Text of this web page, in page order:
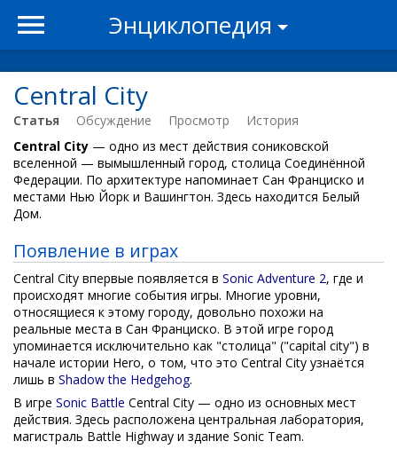
Энциклопедия
Central City
Статья Обсуждение Просмотр
История
Central City — одно из мест действия сониковской
вселенной — вымышленный город, столица Соединённой
Федерации. По архитектуре напоминает Сан Франциско и
местами Нью Йорк и Вашингтон. Здесь находится Белый
Дом.
Появление в играх
Central City впервые появляется в Sonic Adventure 2, где и
происходят многие события игры. Многие уровни,
относящиеся к этому городу, довольно похожи на
реальные места в Сан Франциско. В этой игре город
упоминается исключительно как "столица" ("capital city") в
начале истории Hero, о том, что это Central City узнаётся
лишь в Shadow the Hedgehog.
В игре Sonic Battle Central City — одно из основных мест
действия. Здесь расположена центральная лаборатория,
магистраль Battle Highway и здание Sonic Team.